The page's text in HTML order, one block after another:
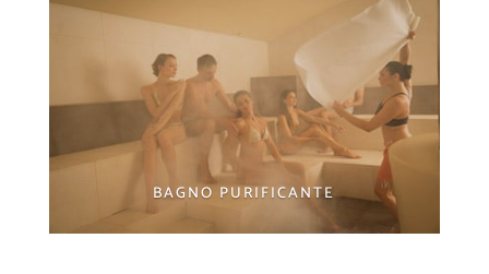
BAGNO PURIFICANTE